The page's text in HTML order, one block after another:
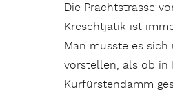
Die Prachtstrasse
Kreschtjatik ist
Man müsste es sich
vorstellen, als ob in
Kurfürstendamm